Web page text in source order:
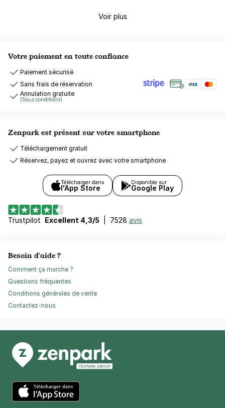
Voir plus
Votre paiement en toute confiance
Paiement sécurisé
Sans frais de réservation
Annulation gratuite
(Sous conditions)
Zenpark est présent sur votre smartphone
Téléchargement gratuit
Réservez, payez et ouvrez avec votre smartphone
Télécharger dans
l'App Store
Disponible sur
Google Play
Trustpilot Excellent 4,3/5 7528 avis
Besoin d'aide ?
Comment ça marche ?
Questions fréquentes
Conditions générales de vente
Contactez-nous